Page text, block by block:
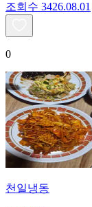
조회수 3426.08.01
0
천일냉동